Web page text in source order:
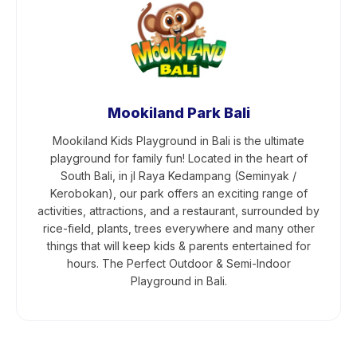
Mookiland Park Bali
Mookiland Kids Playground in Bali is the ultimate
playground for family fun! Located in the heart of
South Bali, in jl Raya Kedampang (Seminyak /
Kerobokan), our park offers an exciting range of
activities, attractions, and a restaurant, surrounded by
rice-field, plants, trees everywhere and many other
things that will keep kids & parents entertained for
hours. The Perfect Outdoor & Semi-Indoor
Playground in Bali.